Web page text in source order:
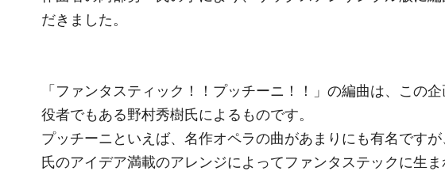
だきました。
「ファンタスティック！！プッチーニ！！」の編曲は、この
役者でもある野村秀樹氏によるものです。
プッチーニといえば、名作オペラの曲があまりにも有名です
氏のアイデア満載のアレンジによってファンタステックに生